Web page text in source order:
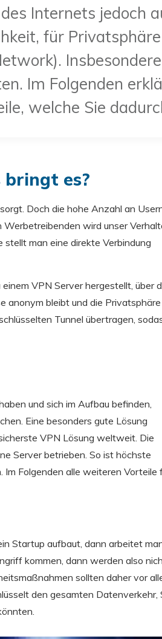
Internets jedoch
für
Im Folgenden
welche Sie
es?
Doch die hohe Anzahl an
wird unser
man eine direkte Verbindung
VPN Server hergestellt, über
anonym bleibt und die Privatsphäre
Tunnel übertragen,
und sich im Aufbau befinden,
Eine besonders gute Lösung
VPN Lösung weltweit. Die
Server betrieben. So ist höchste
Folgenden alle weiteren Vorteile
Startup aufbaut, dann arbeitet
kommen, dann werden also
sollten daher vor
den gesamten Datenverkehr,